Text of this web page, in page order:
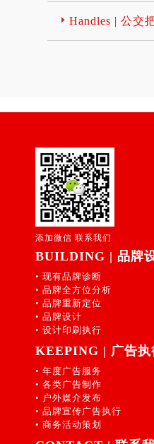
Handles | 公交
添加微信 联系我们
BUILDING | 品牌
• 现有品牌诊断
• 品牌全方位分析
• 品牌重新定位
• 品牌设计
• 设计印刷执行
KEEPING | 广告执
• 年度广告服务
• 各类广告制作
• 户外媒介发布
• 品牌宣传广告执行
• 商务活动策划